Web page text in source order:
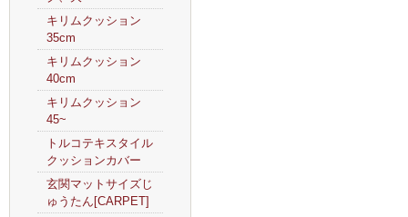
キリムクッション
35cm
キリムクッション
40cm
キリムクッション
45~
トルコテキスタイル
クッションカバー
玄関マットサイズじ
ゅうたん[CARPET]